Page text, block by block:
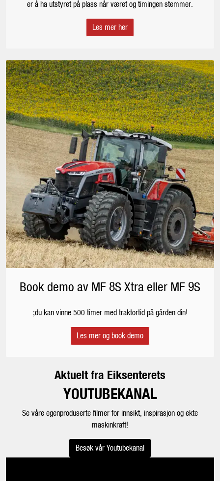
er å ha utstyret på plass når været og timingen stemmer.
Les mer her
Book demo av MF 8S Xtra eller MF 9S
;du kan vinne 500 timer med traktortid på gården din!
Les mer og book demo
Aktuelt fra Eiksenterets
YOUTUBEKANAL
Se våre egenproduserte filmer for innsikt, inspirasjon og ekte
maskinkraft!
Besøk vår Youtubekanal